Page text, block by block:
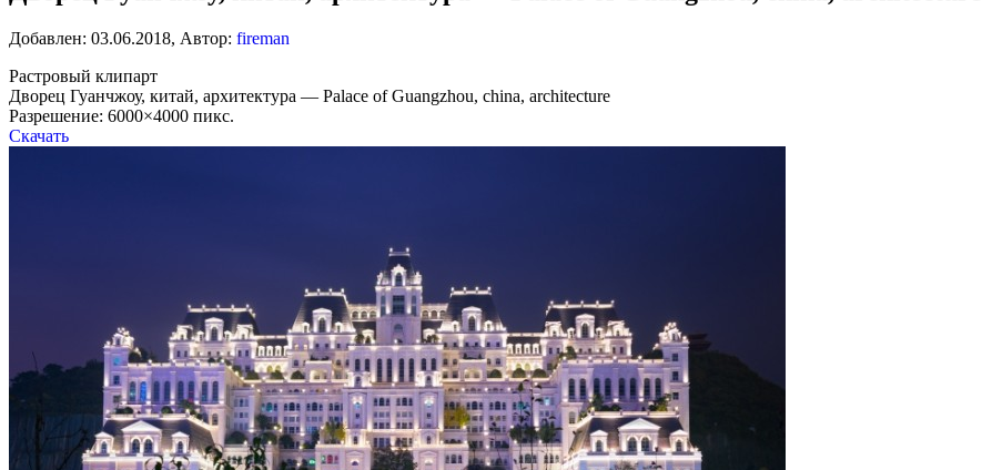
Добавлен: 03.06.2018, Автор: fireman
Растровый клипарт
Дворец Гуанчжоу, китай, архитектура — Palace of Guangzhou, china, architecture
Разрешение: 6000×4000 пикс.
Скачать